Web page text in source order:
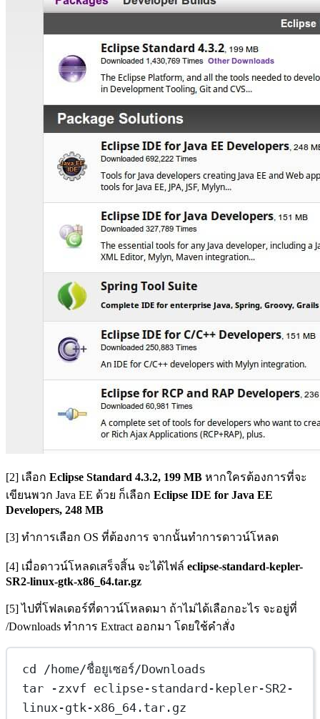
[2] เลือก Eclipse Standard 4.3.2, 199 MB หากใครต้องการที่จะ
เขียนพวก Java EE ด้วย ก็เลือก Eclipse IDE for Java EE
Developers, 248 MB
[3] ทำการเลือก OS ที่ต้องการ จากนั้นทำการดาวน์โหลด
[4] เมื่อดาวน์โหลดเสร็จสิ้น จะได้ไฟล์ eclipse-standard-kepler-
SR2-linux-gtk-x86_64.tar.gz
[5] ไปที่โฟลเดอร์ที่ดาวน์โหลดมา ถ้าไม่ได้เลือกอะไร จะอยู่ที่
/Downloads ทำการ Extract ออกมา โดยใช้คำสั่ง
cd /home/ชื่อยูเซอร์/Downloads
tar -zxvf eclipse-standard-kepler-SR2-
linux-gtk-x86_64.tar.gz